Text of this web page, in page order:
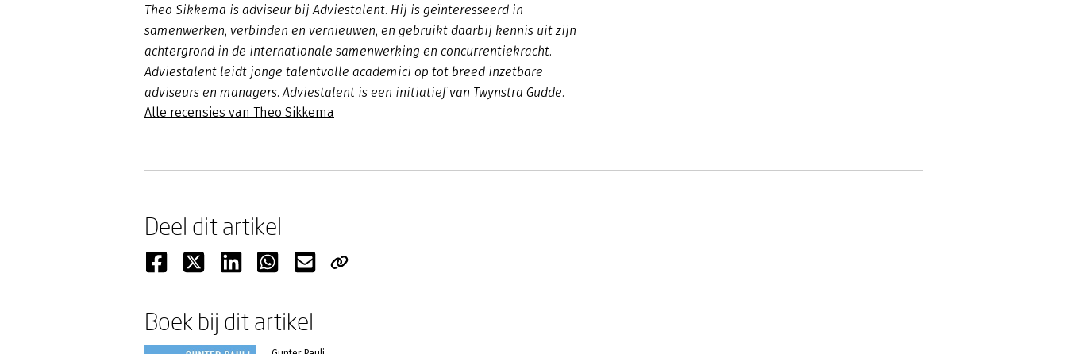
Theo Sikkema is adviseur bij Adviestalent. Hij is geïnteresseerd in
samenwerken, verbinden en vernieuwen, en gebruikt daarbij kennis uit zijn
achtergrond in de internationale samenwerking en concurrentiekracht.
Adviestalent leidt jonge talentvolle academici op tot breed inzetbare
adviseurs en managers. Adviestalent is een initiatief van Twynstra Gudde.
Alle recensies van Theo Sikkema
Deel dit artikel
Boek bij dit artikel